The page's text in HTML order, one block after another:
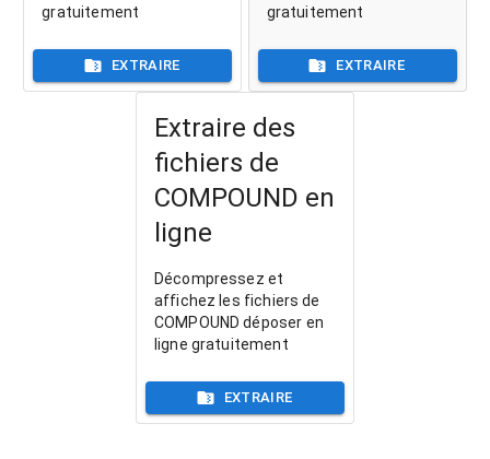
gratuitement
EXTRAIRE
gratuitement
EXTRAIRE
Extraire des
fichiers de
COMPOUND en
ligne
Décompressez et
affichez les fichiers de
COMPOUND déposer en
ligne gratuitement
EXTRAIRE